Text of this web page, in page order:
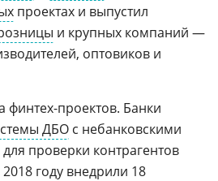
проектах и выпустил
и крупных компаний —
оптовиков и
финтех-проектов. Банки
ДБО с небанковскими
проверки контрагентов
2018 году внедрили 18